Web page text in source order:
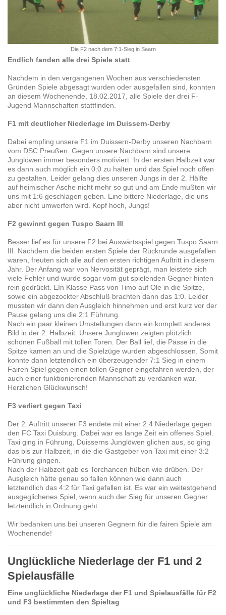
Die F2 nach dem 7:1-Sieg in Saarn
Endlich fanden alle drei Spiele statt
Nachdem in den vergangenen Wochen aus verschiedensten
Gründen Spiele abgesagt wurden oder ausgefallen sind, konnten
an diesem Wochenende, 18.02.2017, alle Spiele der drei F-
Jugend Mannschaften stattfinden.
F1 mit deutlicher Niederlage im Duissern-Derby
Dabei empfing unsere F1 im Duissern-Derby unseren Nachbarn
vom DSC Preußen. Gegen unsere Nachbarn sind unsere
Junglöwen immer besonders motiviert. In der ersten Halbzeit war
es dann auch möglich ein 0:0 zu halten und das Spiel noch offen
zu gestalten. Leider gelang dies unseren Jungs in der 2. Hälfte
auf heimischer Asche nicht mehr so gut und am Ende mußten wir
uns mit 1:6 geschlagen geben. Eine bittere Niederlage, die uns
aber nicht umwerfen wird. Kopf hoch, Jungs!
F2 gewinnt gegen Tuspo Saarn III
Besser lief es für unsere F2 bei Auswärtsspiel gegen Tuspo Saarn
III. Nachdem die beiden ersten Spiele der Rückrunde ausgefallen
waren, freuten sich alle auf den ersten richtigen Auftritt in diesem
Jahr. Der Anfang war von Nervosität geprägt, man leistete sich
viele Fehler und wurde sogar vom gut spielenden Gegner hinten
rein gedrückt. EIn Klasse Pass von Timo auf Ole in die Spitze,
sowie ein abgezockter Abschluß brachten dann das 1:0. Leider
mussten wir dann den Ausgleich hinnehmen und erst kurz vor der
Pause gelang uns die 2:1 Führung.
Nach ein paar kleinen Umstellungen dann ein komplett anderes
Bild in der 2. Halbzeit. Unsere Junglöwen zeigten plötzlich
schönen Fußball mit tollen Toren. Der Ball lief, die Pässe in die
Spitze kamen an und die Spielzüge wurden abgeschlossen. Somit
konnte dann letztendlich ein überzeugender 7:1 Sieg in einem
Fairen Spiel gegen einen tollen Gegner eingefahren werden, der
auch einer funktionierenden Mannschaft zu verdanken war.
Herzlichen Glückwunsch!
F3 verliert gegen Taxi
Der 2. Auftritt unserer F3 endete mit einer 2:4 Niederlage gegen
den FC Taxi Duisburg. Dabei war es lange Zeit ein offenes Spiel.
Taxi ging in Führung, Duisserns Junglöwen glichen aus, so ging
das bis zur Halbzeit, in die die Gastgeber von Taxi mit einer 3:2
Führung gingen.
Nach der Halbzeit gab es Torchancen hüben wie drüben. Der
Ausgleich hätte genau so fallen können wie dann auch
letztendlich das 4:2 für Taxi gefallen ist. Es war ein weitestgehend
ausgeglichenes Spiel, wenn auch der Sieg für unseren Gegner
letztendlich in Ordnung geht.
Wir bedanken uns bei unseren Gegnern für die fairen Spiele am
Wochenende!
Unglückliche Niederlage der F1 und 2
Spielausfälle
Eine unglückliche Niederlage der F1 und Spielausfälle für F2
und F3 bestimmten den Spieltag